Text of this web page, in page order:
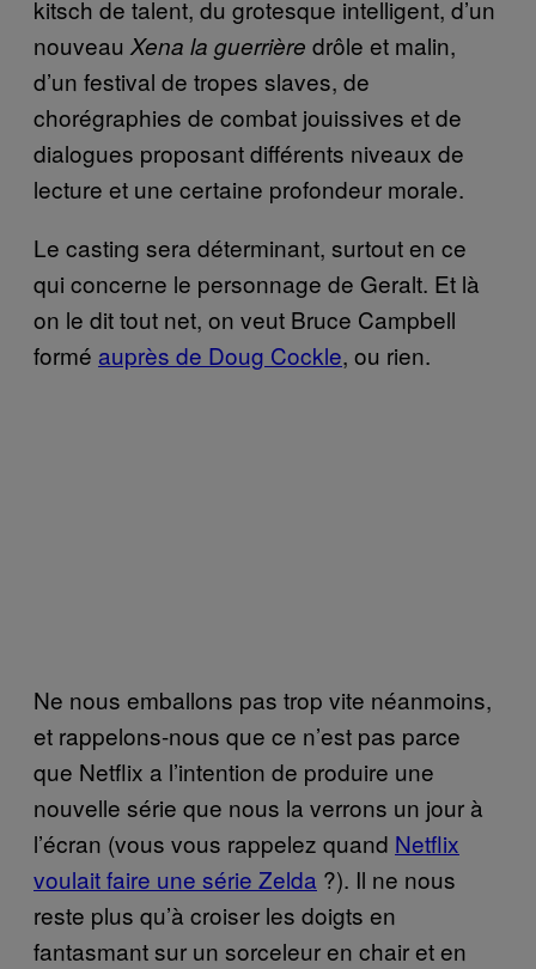
kitsch de talent, du grotesque intelligent, d’un
nouveau Xena la guerrière drôle et malin,
d’un festival de tropes slaves, de
chorégraphies de combat jouissives et de
dialogues proposant différents niveaux de
lecture et une certaine profondeur morale.
Le casting sera déterminant, surtout en ce
qui concerne le personnage de Geralt. Et là
on le dit tout net, on veut Bruce Campbell
formé auprès de Doug Cockle, ou rien.
Ne nous emballons pas trop vite néanmoins,
et rappelons-nous que ce n’est pas parce
que Netflix a l’intention de produire une
nouvelle série que nous la verrons un jour à
l’écran (vous vous rappelez quand Netflix
voulait faire une série Zelda ?). Il ne nous
reste plus qu’à croiser les doigts en
fantasmant sur un sorceleur en chair et en